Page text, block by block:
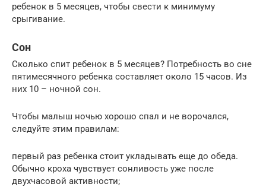
ребенок в 5 месяцев, чтобы свести к минимуму
срыгивание.
Сон
Сколько спит ребенок в 5 месяцев? Потребность во сне
пятимесячного ребенка составляет около 15 часов. Из
них 10 – ночной сон.
Чтобы малыш ночью хорошо спал и не ворочался,
следуйте этим правилам:
первый раз ребенка стоит укладывать еще до обеда.
Обычно кроха чувствует сонливость уже после
двухчасовой активности;